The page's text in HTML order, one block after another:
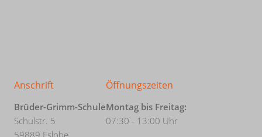
Anschrift
Brüder-Grimm-Schule
Schulstr. 5
59889 Eslohe
Öffnungszeiten
Montag bis Freitag:
07:30 - 13:00 Uhr